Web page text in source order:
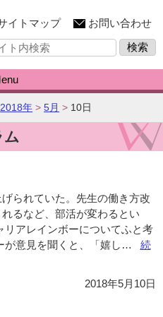
ージの本文へ
イトマップ
お問い合わせ
2018年 > 5月 > 10日
ム
られていた。先生の働き方改
るなど、部活が変わるとい
リアレインボーについてふと考
が意見を聞くと、「嬉し…
が
続
2018年5月10日